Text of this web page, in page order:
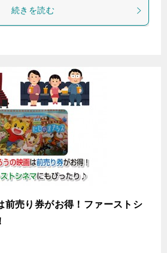
続きを読む
前売り券がお得！ファーストシ